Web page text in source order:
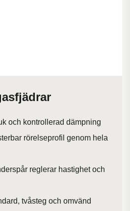
och kontrollerad dämpning
rörelseprofil genom hela
reglerar hastighet och
tvåsteg och omvänd